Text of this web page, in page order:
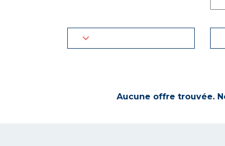
Aucune offre trouvée.